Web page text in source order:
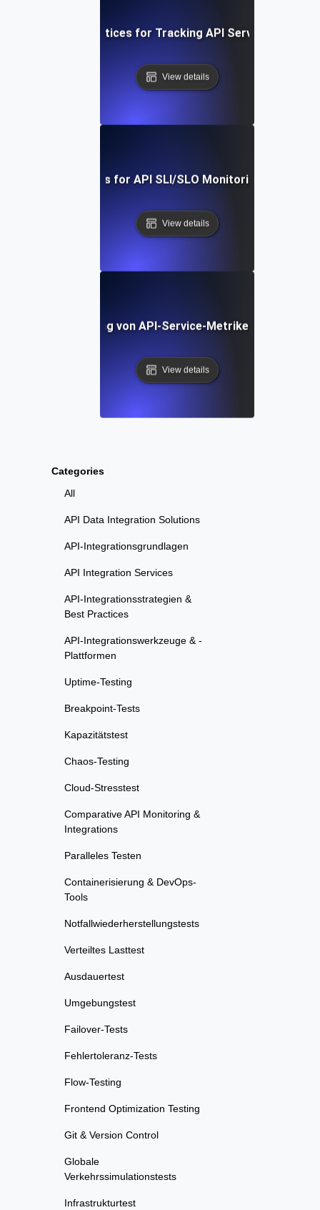
Categories
All
API Data Integration Solutions
API-Integrationsgrundlagen
API Integration Services
API-Integrationsstrategien &
Best Practices
API-Integrationswerkzeuge & -
Plattformen
Uptime-Testing
Breakpoint-Tests
Kapazitätstest
Chaos-Testing
Cloud-Stresstest
Comparative API Monitoring &
Integrations
Paralleles Testen
Containerisierung & DevOps-
Tools
Notfallwiederherstellungstests
Verteiltes Lasttest
Ausdauertest
Umgebungstest
Failover-Tests
Fehlertoleranz-Tests
Flow-Testing
Frontend Optimization Testing
Git & Version Control
Globale
Verkehrssimulationstests
Infrastrukturtest
Proven Best Practices for Tracking API Service-Level
View details
Real-Time Tools for API SLI/SLO Monitoring: A Deep
View details
Implementierung von API-Service-Metriken: Vom
View details